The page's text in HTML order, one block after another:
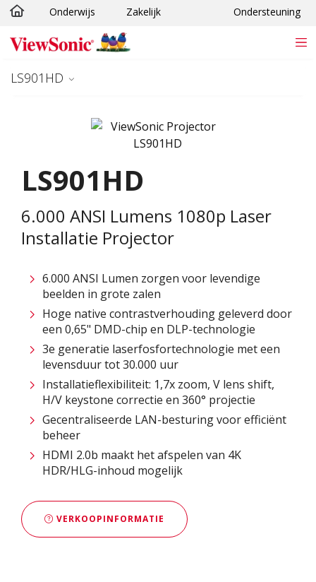
Ga naar hoofdinhoud
Onderwijs Zakelijk Ondersteuning
LS901HD
LS901HD
6.000 ANSI Lumens 1080p Laser
Installatie Projector
6.000 ANSI Lumen zorgen voor levendige
beelden in grote zalen​
Hoge native contrastverhouding geleverd door
een 0,65" DMD-chip en DLP-technologie
3e generatie laserfosfortechnologie met een
levensduur tot 30.000 uur​
Installatieflexibiliteit: 1,7x zoom, V lens shift,
H/V keystone correctie en 360° projectie​
Gecentraliseerde LAN-besturing voor efficiënt
beheer​
HDMI 2.0b maakt het afspelen van 4K
HDR/HLG-inhoud mogelijk
VERKOOPINFORMATIE